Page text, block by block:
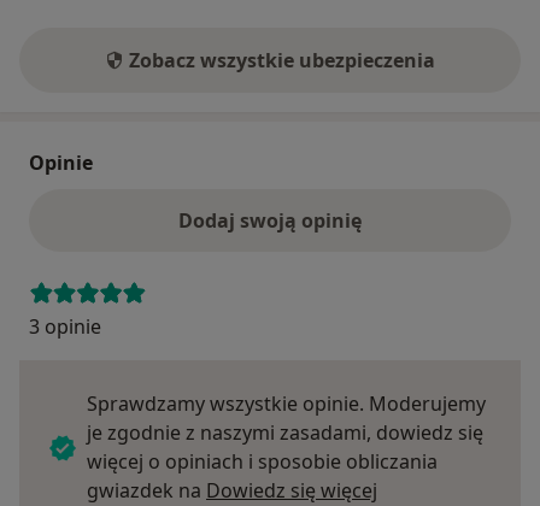
Zobacz wszystkie ubezpieczenia
Opinie
Dodaj swoją opinię
3 opinie
Sprawdzamy wszystkie opinie. Moderujemy
je zgodnie z naszymi zasadami, dowiedz się
więcej o opiniach i sposobie obliczania
gwiazdek na Dowiedz się więcej